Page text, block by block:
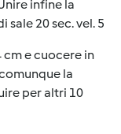
infine la
sale 20 sec. vel. 5
cm e cuocere in
la
per altri 10